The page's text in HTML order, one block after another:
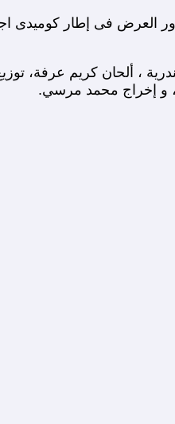
يدور العرض فى إطار كوميدى
، ألحان كريم عرفة،
و إخراج محمد مرسي.